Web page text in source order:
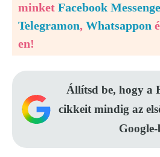
minket Facebook
Telegramon, Whatsappon
en!
Állítsd be, hogy a
cikkeit mindig az
Google-